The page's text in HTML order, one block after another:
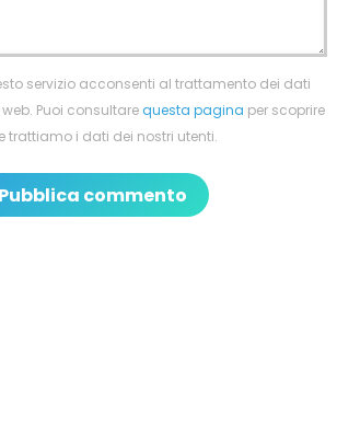
servizio acconsenti al trattamento dei dati
Puoi consultarequesta pagina per scoprire
trattiamo i dati dei nostri utenti.